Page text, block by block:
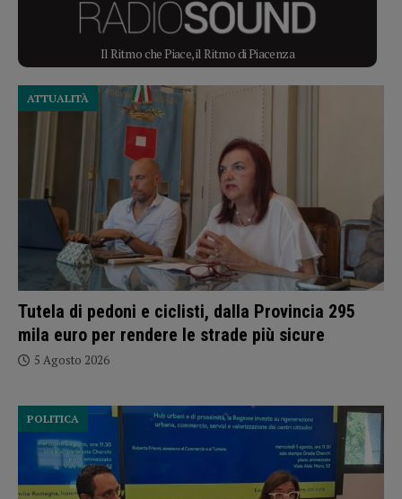
Il Ritmo che Piace, il Ritmo di Piacenza
Tutela di pedoni e ciclisti, dalla Provincia 295
mila euro per rendere le strade più sicure
ATTUALITÀ
5 Agosto 2026
POLITICA